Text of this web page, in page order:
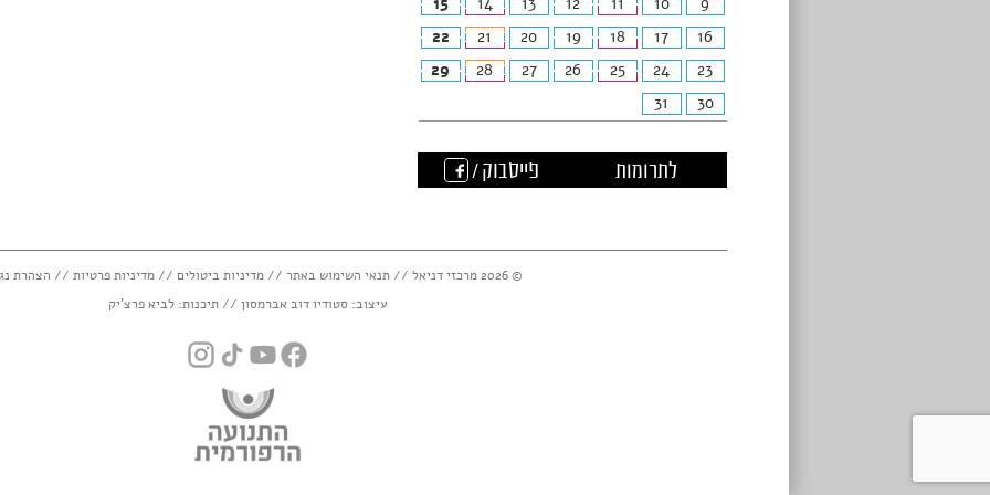
16
17
18
19
20
21
22
23
24
25
26
27
28
29
30
31
לתרומות פייסבוק /
© 2026 מרכזי דניאל // תנאי השימוש באתר //מדיניות ביטולים //מדיניות פרטיות // הצהרת
עיצוב: סטודיו דוב אברמסון // תיכנות:לביא פרצ'יק